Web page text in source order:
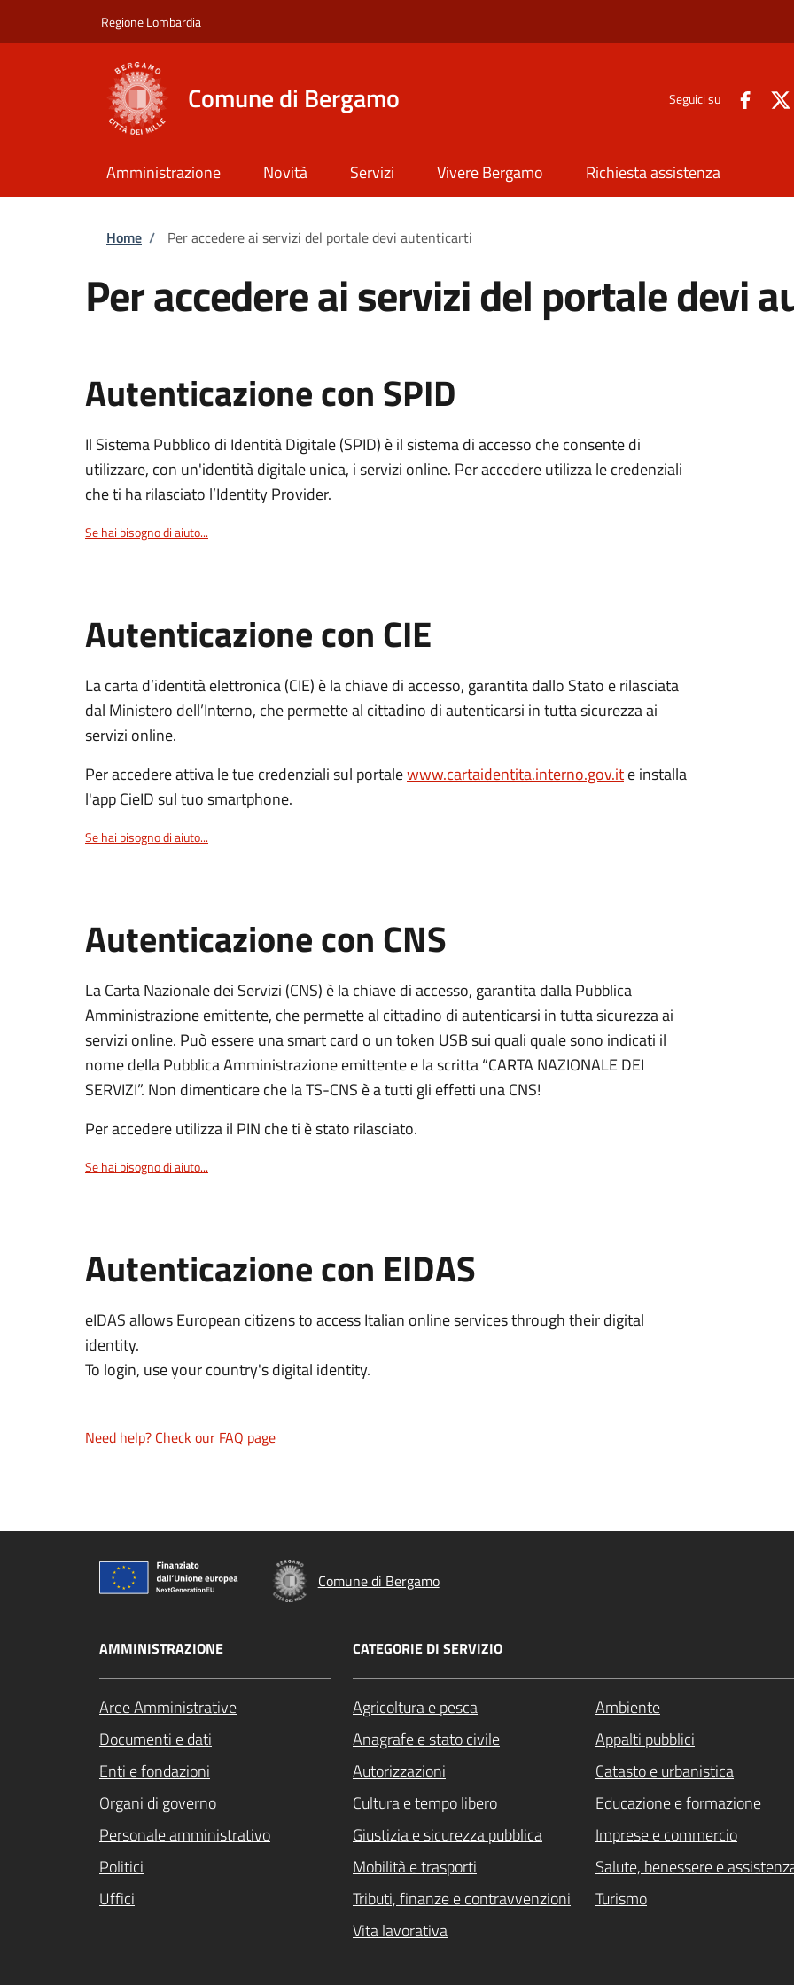
Regione Lombardia
Comune di Bergamo Seguici su
Amministrazione Novità Servizi Vivere Bergamo Richiesta assistenza
Briciole di pane
Home / Per accedere ai servizi del portale devi autenticarti
Per accedere ai servizi del portale devi
Autenticazione con SPID
Il Sistema Pubblico di Identità Digitale (SPID) è il sistema di accesso che consente di
utilizzare, con un'identità digitale unica, i servizi online. Per accedere utilizza le credenziali
che ti ha rilasciato l’Identity Provider.
Se hai bisogno di aiuto...
Autenticazione con CIE
La carta d’identità elettronica (CIE) è la chiave di accesso, garantita dallo Stato e rilasciata
dal Ministero dell’Interno, che permette al cittadino di autenticarsi in tutta sicurezza ai
servizi online.
Per accedere attiva le tue credenziali sul portalewww.cartaidentita.interno.gov.ite installa
l'app CieID sul tuo smartphone.
Se hai bisogno di aiuto...
Autenticazione con CNS
La Carta Nazionale dei Servizi (CNS) è la chiave di accesso, garantita dalla Pubblica
Amministrazione emittente, che permette al cittadino di autenticarsi in tutta sicurezza ai
servizi online. Può essere una smart card o un token USB sui quali quale sono indicati il
nome della Pubblica Amministrazione emittente e la scritta “CARTA NAZIONALE DEI
SERVIZI”. Non dimenticare che la TS-CNS è a tutti gli effetti una CNS!
Per accedere utilizza il PIN che ti è stato rilasciato.
Se hai bisogno di aiuto...
Autenticazione con EIDAS
eIDAS allows European citizens to access Italian online services through their digital
identity.
To login, use your country's digital identity.
Need help? Check our FAQ page
Comune di Bergamo
AMMINISTRAZIONE
Aree Amministrative
Documenti e dati
Enti e fondazioni
Organi di governo
Personale amministrativo
Politici
Uffici
CATEGORIE DI SERVIZIO
Agricoltura e pesca
Ambiente
Anagrafe e stato civile
Appalti pubblici
Autorizzazioni
Catasto e urbanistica
Cultura e tempo libero
Educazione e formazione
Giustizia e sicurezza pubblica
Imprese e commercio
Mobilità e trasporti
Salute, benessere e
Tributi, finanze e contravvenzioni
Turismo
Vita lavorativa